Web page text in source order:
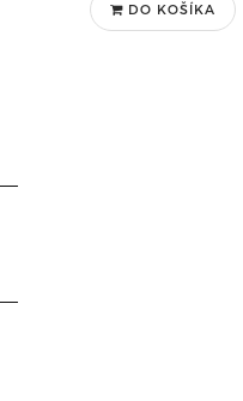
DO KOŠÍKA